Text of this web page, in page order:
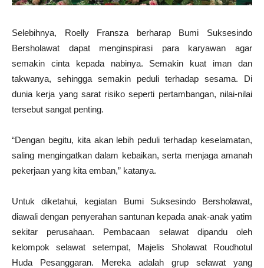
Selebihnya, Roelly Fransza berharap Bumi Suksesindo
Bersholawat dapat menginspirasi para karyawan agar
semakin cinta kepada nabinya. Semakin kuat iman dan
takwanya, sehingga semakin peduli terhadap sesama. Di
dunia kerja yang sarat risiko seperti pertambangan, nilai-nilai
tersebut sangat penting.
“Dengan begitu, kita akan lebih peduli terhadap keselamatan,
saling mengingatkan dalam kebaikan, serta menjaga amanah
pekerjaan yang kita emban,” katanya.
Untuk diketahui, kegiatan Bumi Suksesindo Bersholawat,
diawali dengan penyerahan santunan kepada anak-anak yatim
sekitar perusahaan. Pembacaan selawat dipandu oleh
kelompok selawat setempat, Majelis Sholawat Roudhotul
Huda Pesanggaran. Mereka adalah grup selawat yang